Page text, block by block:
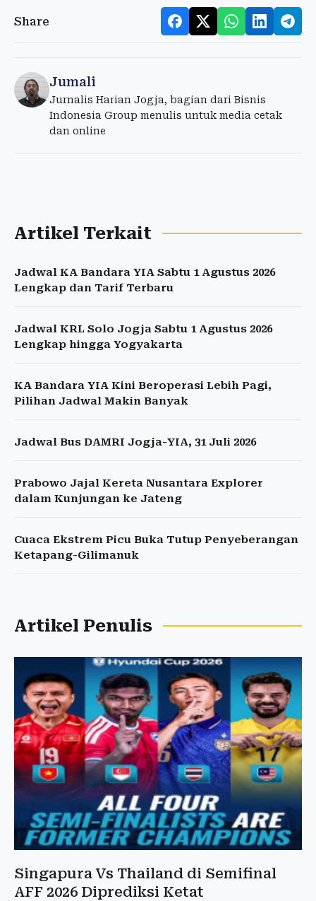
Share
Jumali
Jurnalis Harian Jogja, bagian dari Bisnis
Indonesia Group menulis untuk media cetak
dan online
Artikel Terkait
Jadwal KA Bandara YIA Sabtu 1 Agustus 2026
Lengkap dan Tarif Terbaru
Jadwal KRL Solo Jogja Sabtu 1 Agustus 2026
Lengkap hingga Yogyakarta
KA Bandara YIA Kini Beroperasi Lebih Pagi,
Pilihan Jadwal Makin Banyak
Jadwal Bus DAMRI Jogja-YIA, 31 Juli 2026
Prabowo Jajal Kereta Nusantara Explorer
dalam Kunjungan ke Jateng
Cuaca Ekstrem Picu Buka Tutup Penyeberangan
Ketapang-Gilimanuk
Artikel Penulis
Singapura Vs Thailand di Semifinal
AFF 2026 Diprediksi Ketat